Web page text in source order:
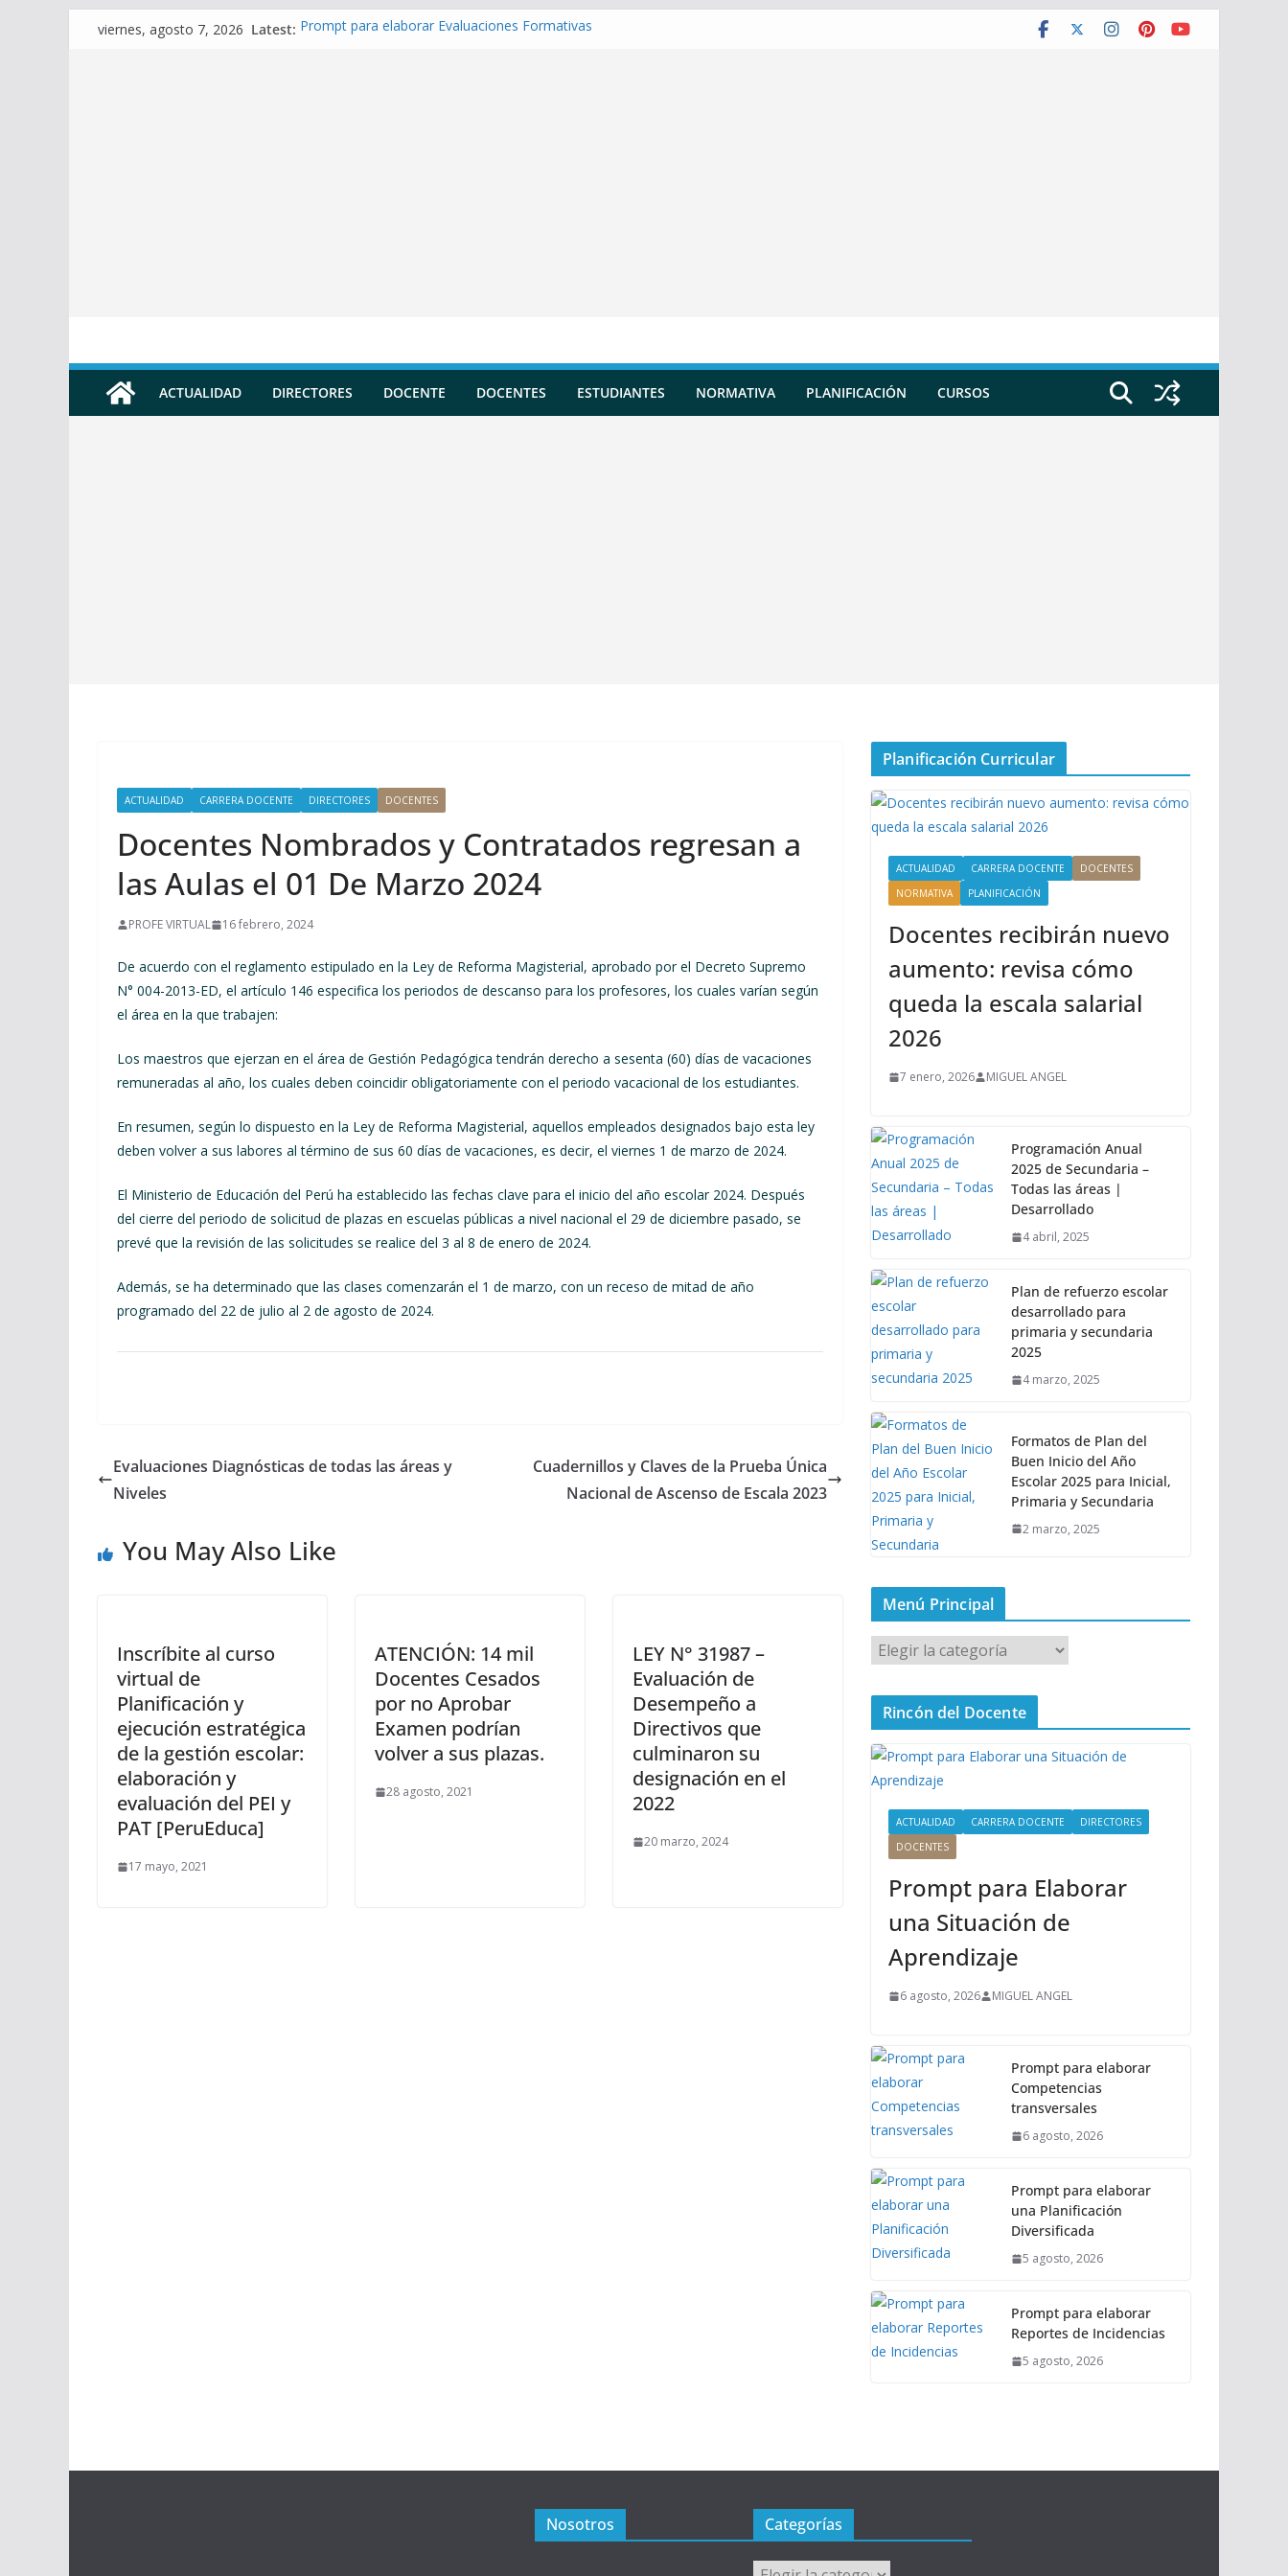
Skipviernes, agosto 7, 2026 Latest: Prompt para elaborar Evaluaciones Formativas
ACTUALIDAD DIRECTORES DOCENTE DOCENTES ESTUDIANTES NORMATIVA PLANIFICACIÓN CURSOS
ACTUALIDAD CARRERA DOCENTE DIRECTORES DOCENTES
Docentes Nombrados y Contratados regresan a
las Aulas el 01 De Marzo 2024
PROFE VIRTUAL 16 febrero, 2024
De acuerdo con el reglamento estipulado en la Ley de Reforma Magisterial, aprobado por el Decreto Supremo
N° 004-2013-ED, el artículo 146 especifica los periodos de descanso para los profesores, los cuales varían según
el área en la que trabajen:
Los maestros que ejerzan en el área de Gestión Pedagógica tendrán derecho a sesenta (60) días de vacaciones
remuneradas al año, los cuales deben coincidir obligatoriamente con el periodo vacacional de los estudiantes.
En resumen, según lo dispuesto en la Ley de Reforma Magisterial, aquellos empleados designados bajo esta ley
deben volver a sus labores al término de sus 60 días de vacaciones, es decir, el viernes 1 de marzo de 2024.
El Ministerio de Educación del Perú ha establecido las fechas clave para el inicio del año escolar 2024. Después
del cierre del periodo de solicitud de plazas en escuelas públicas a nivel nacional el 29 de diciembre pasado, se
prevé que la revisión de las solicitudes se realice del 3 al 8 de enero de 2024.
Además, se ha determinado que las clases comenzarán el 1 de marzo, con un receso de mitad de año
programado del 22 de julio al 2 de agosto de 2024.
Evaluaciones Diagnósticas de todas las áreas y
Niveles
Cuadernillos y Claves de la Prueba Única
Nacional de Ascenso de Escala 2023
You May Also Like
Inscríbite al curso
virtual de
Planificación y
ejecución estratégica
de la gestión escolar:
elaboración y
evaluación del PEI y
PAT [PeruEduca]
17 mayo, 2021
ATENCIÓN: 14 mil
Docentes Cesados
por no Aprobar
Examen podrían
volver a sus plazas.
28 agosto, 2021
LEY N° 31987 –
Evaluación de
Desempeño a
Directivos que
culminaron su
designación en el
2022
20 marzo, 2024
Planificación Curricular
ACTUALIDAD CARRERA DOCENTE
DOCENTES
NORMATIVA
PLANIFICACIÓN
Docentes recibirán nuevo
aumento: revisa cómo
queda la escala salarial
2026
7 enero, 2026 MIGUEL ANGEL
Programación Anual
2025 de Secundaria –
Todas las áreas |
Desarrollado
4 abril, 2025
Plan de refuerzo escolar
desarrollado para
primaria y secundaria
2025
4 marzo, 2025
Formatos de Plan del
Buen Inicio del Año
Escolar 2025 para Inicial,
Primaria y Secundaria
2 marzo, 2025
Menú Principal
M
e
n
P
i
Rincón del Docente
ACTUALIDAD CARRERA DOCENTE
DIRECTORES
DOCENTES
Prompt para Elaborar
una Situación de
Aprendizaje
6 agosto, 2026 MIGUEL ANGEL
Prompt para elaborar
Competencias
transversales
6 agosto, 2026
Prompt para elaborar
una Planificación
Diversificada
5 agosto, 2026
Prompt para elaborar
Reportes de Incidencias
5 agosto, 2026
Nosotros Categorías
Categorías